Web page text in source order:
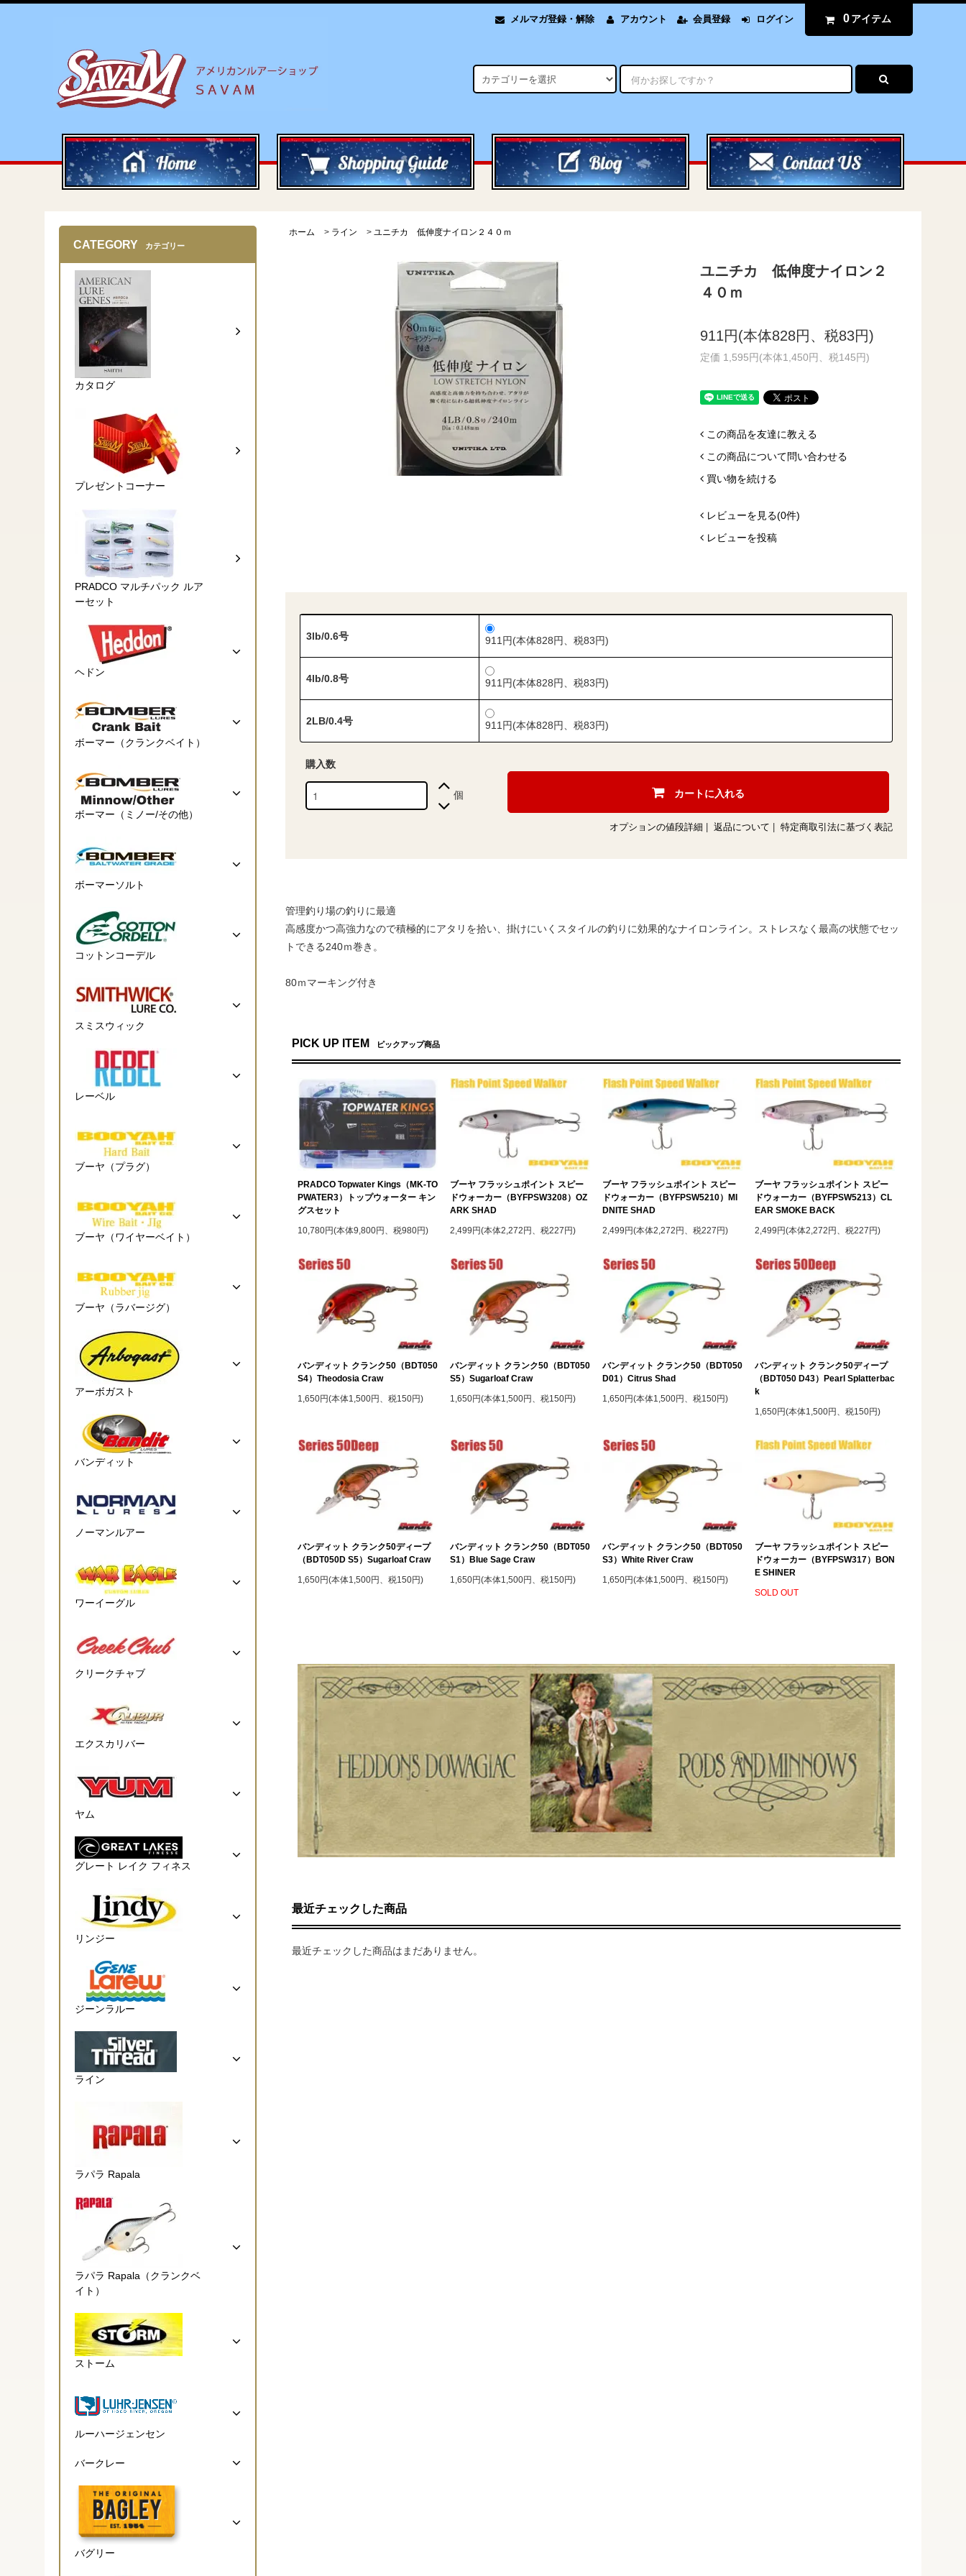
メルマガ登録・解除 アカウント 会員登録 ログイン 0 アイテム
ホーム > ライン > ユニチカ 低伸度ナイロン２４０ｍ
ユニチカ 低伸度ナイロン２
４０ｍ
911円(本体828円、税83円)
定価 1,595円(本体1,450円、税145円)
この商品を友達に教える
この商品について問い合わせる
買い物を続ける
レビューを見る(0件)
レビューを投稿
3lb/0.6号 911円(本体828円、税83円)
4lb/0.8号 911円(本体828円、税83円)
2LB/0.4号 911円(本体828円、税83円)
購入数
個 カートに入れる
オプションの値段詳細 | 返品について | 特定商取引法に基づく表記
管理釣り場の釣りに最適
高感度かつ高強力なので積極的にアタリを拾い、掛けにいくスタイルの釣りに効果的なナイロンライン。ストレスなく最高の状態でセッ
トできる240ｍ巻き。
80ｍマーキング付き
PICK UP ITEM ピックアップ商品
PRADCO Topwater Kings（MK-TO
PWATER3）トップウォーター キン
グスセット
10,780円(本体9,800円、税980円)
ブーヤ フラッシュポイント スピー
ドウォーカー（BYFPSW3208）OZ
ARK SHAD
2,499円(本体2,272円、税227円)
ブーヤ フラッシュポイント スピー
ドウォーカー（BYFPSW5210）MI
DNITE SHAD
2,499円(本体2,272円、税227円)
ブーヤ フラッシュポイント スピー
ドウォーカー（BYFPSW5213）CL
EAR SMOKE BACK
2,499円(本体2,272円、税227円)
バンディット クランク50（BDT050
S4）Theodosia Craw
1,650円(本体1,500円、税150円)
バンディット クランク50（BDT050
S5）Sugarloaf Craw
1,650円(本体1,500円、税150円)
バンディット クランク50（BDT050
D01）Citrus Shad
1,650円(本体1,500円、税150円)
バンディット クランク50ディープ
（BDT050 D43）Pearl Splatterbac
k
1,650円(本体1,500円、税150円)
バンディット クランク50ディープ
（BDT050D S5）Sugarloaf Craw
1,650円(本体1,500円、税150円)
バンディット クランク50（BDT050
S1）Blue Sage Craw
1,650円(本体1,500円、税150円)
バンディット クランク50（BDT050
S3）White River Craw
1,650円(本体1,500円、税150円)
ブーヤ フラッシュポイント スピー
ドウォーカー（BYFPSW317）BON
E SHINER
SOLD OUT
最近チェックした商品
最近チェックした商品はまだありません。
CATEGORY カテゴリー
カタログ
プレゼントコーナー
PRADCO マルチパック ルア
ーセット
ヘドン
ボーマー（クランクベイト）
ボーマー（ミノー/その他）
ボーマーソルト
コットンコーデル
スミスウィック
レーベル
ブーヤ（プラグ）
ブーヤ（ワイヤーベイト）
ブーヤ（ラバージグ）
アーボガスト
バンディット
ノーマンルアー
ワーイーグル
クリークチャブ
エクスカリバー
ヤム
グレート レイク フィネス
リンジー
ジーンラルー
ライン
ラパラ Rapala
ラパラ Rapala（クランクベ
イト）
ストーム
ルーハージェンセン
バークレー
バグリー